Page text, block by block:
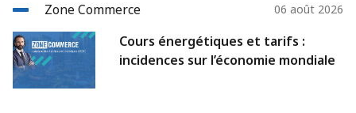
Zone Commerce 06 août 2026
Cours énergétiques et tarifs :
incidences sur l’économie mondiale